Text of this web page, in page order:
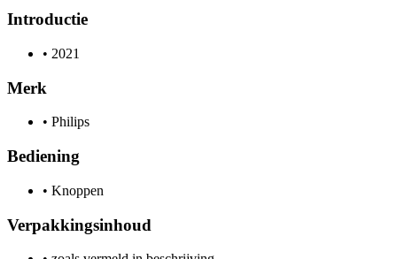
Introductie
• 2021
Merk
• Philips
Bediening
• Knoppen
Verpakkingsinhoud